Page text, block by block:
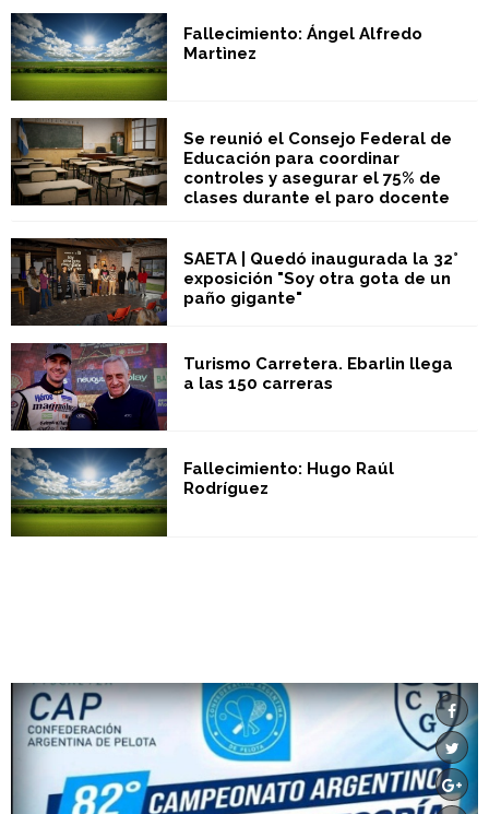
Fallecimiento: Ángel Alfredo
Martìnez
Se reunió el Consejo Federal de
Educación para coordinar
controles y asegurar el 75% de
clases durante el paro docente
SAETA | Quedó inaugurada la 32°
exposición "Soy otra gota de un
paño gigante"
Turismo Carretera. Ebarlin llega
a las 150 carreras
Fallecimiento: Hugo Raúl
Rodríguez